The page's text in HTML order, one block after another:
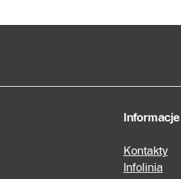
Informacje
Kontakty
Infolinia